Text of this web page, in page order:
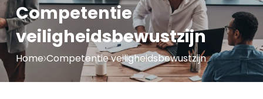
Competentie
veiligheidsbewustzijn
Home Competentie veiligheidsbewustzijn